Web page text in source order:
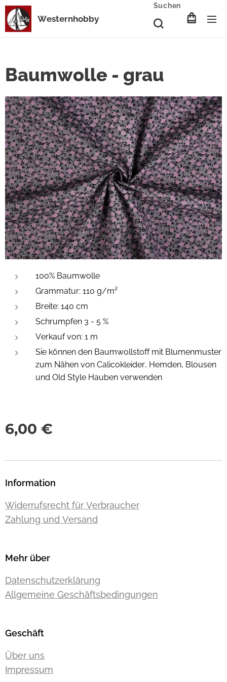
Westernhobby
Suchen
Baumwolle - grau
100% Baumwolle
Grammatur: 110 g/m²
Breite: 140 cm
Schrumpfen 3 - 5 %
Verkauf von: 1 m
Sie können den Baumwollstoff mit Blumenmuster
zum Nähen von Calicokleider, Hemden, Blousen
und Old Style Hauben verwenden
6,00 €
Information
Widerrufsrecht für Verbraucher
Zahlung und Versand
Mehr über
Datenschutzerklärung
Allgemeine Geschäftsbedingungen
Geschäft
Über uns
Impressum